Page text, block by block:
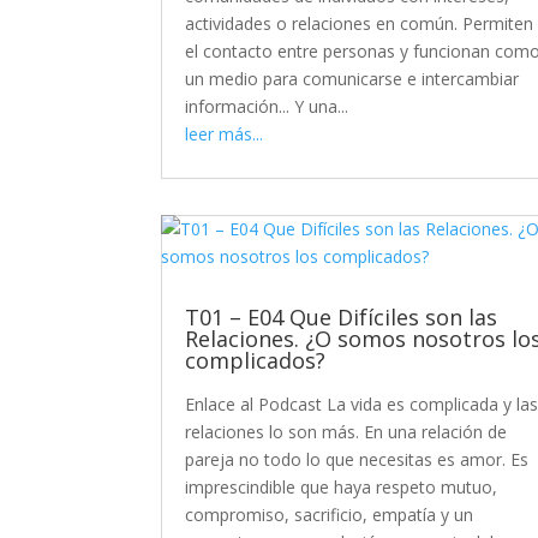
actividades o relaciones en común. Permiten
el contacto entre personas y funcionan como
un medio para comunicarse e intercambiar
información... Y una...
leer más...
T01 – E04 Que Difíciles son las
Relaciones. ¿O somos nosotros
complicados?
Enlace al Podcast La vida es complicada y las
relaciones lo son más. En una relación de
pareja no todo lo que necesitas es amor. Es
imprescindible que haya respeto mutuo,
compromiso, sacrificio, empatía y un